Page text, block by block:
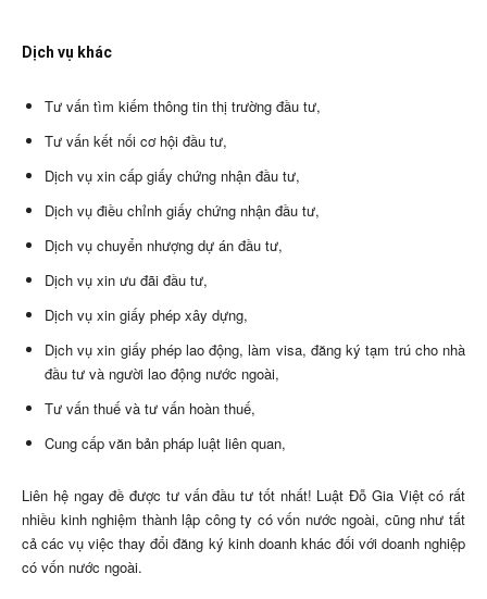
Dịch vụ khác
Tư vấn tìm kiếm thông tin thị trường đầu tư,
Tư vấn kết nối cơ hội đầu tư,
Dịch vụ xin cấp giấy chứng nhận đầu tư,
Dịch vụ điều chỉnh giấy chứng nhận đầu tư,
Dịch vụ chuyển nhượng dự án đầu tư,
Dịch vụ xin ưu đãi đầu tư,
Dịch vụ xin giấy phép xây dựng,
Dịch vụ xin giấy phép lao động, làm visa, đăng ký tạm trú cho nhà
đầu tư và người lao động nước ngoài,
Tư vấn thuế và tư vấn hoàn thuế,
Cung cấp văn bản pháp luật liên quan,
Liên hệ ngay đề được tư vấn đầu tư tốt nhất! Luật Đỗ Gia Việt có rất
nhiều kinh nghiệm thành lập công ty có vốn nước ngoài, cũng như tất
cả các vụ việc thay đổi đăng ký kinh doanh khác đối với doanh nghiệp
có vốn nước ngoài.